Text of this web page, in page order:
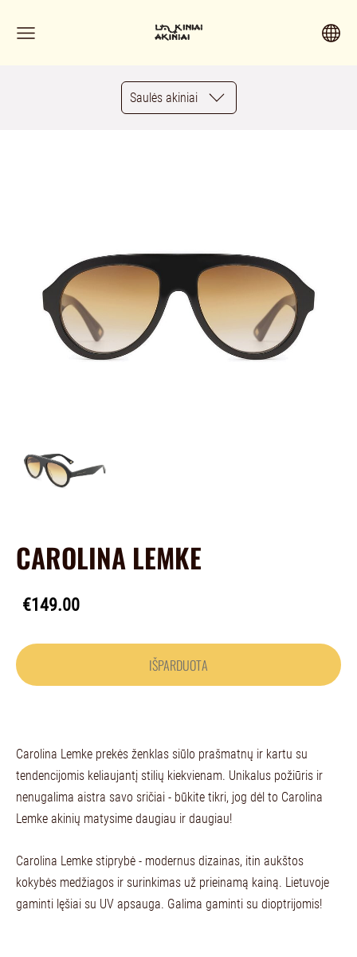
Saulės akiniai
CAROLINA LEMKE
€149.00
IŠPARDUOTA
Carolina Lemke prekės ženklas siūlo prašmatnų ir kartu su
tendencijomis keliaujantį stilių kiekvienam. Unikalus požiūris ir
nenugalima aistra savo sričiai - būkite tikri, jog dėl to Carolina
Lemke akinių matysime daugiau ir daugiau!
Carolina Lemke stiprybė - modernus dizainas, itin aukštos
kokybės medžiagos ir surinkimas už prieinamą kainą. Lietuvoje
gaminti lęšiai su UV apsauga. Galima gaminti su dioptrijomis!